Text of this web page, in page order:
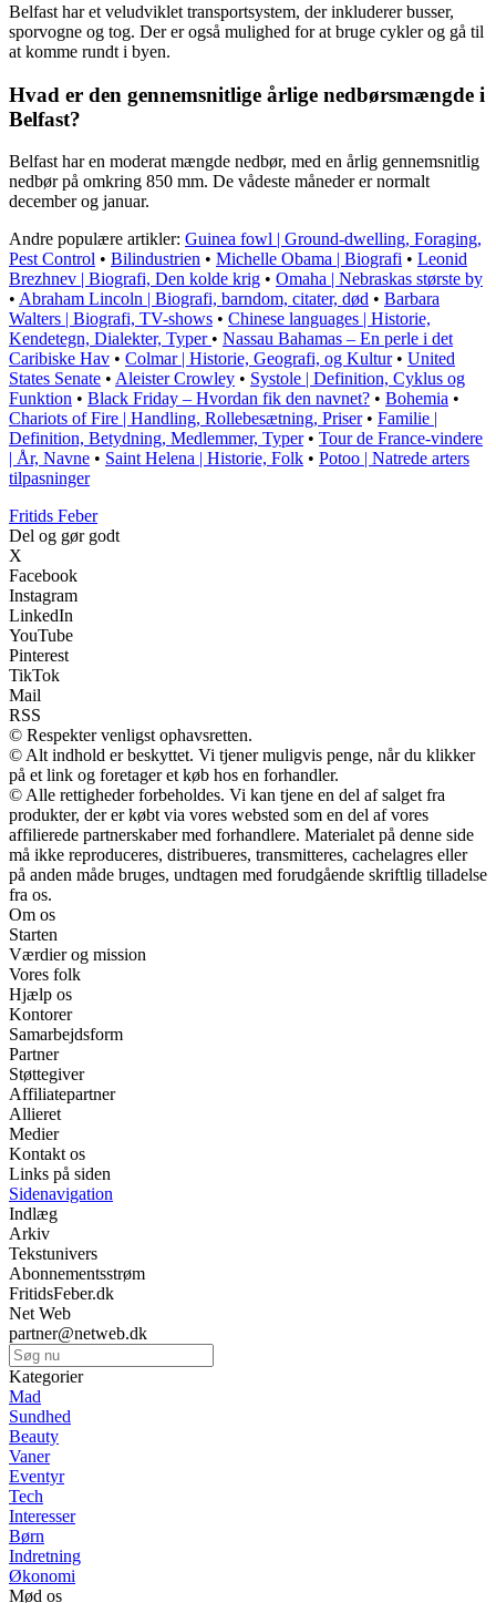
Belfast har et veludviklet transportsystem, der inkluderer busser,
sporvogne og tog. Der er også mulighed for at bruge cykler og gå til
at komme rundt i byen.
Hvad er den gennemsnitlige årlige nedbørsmængde i
Belfast?
Belfast har en moderat mængde nedbør, med en årlig gennemsnitlig
nedbør på omkring 850 mm. De vådeste måneder er normalt
december og januar.
Andre populære artikler: Guinea fowl | Ground-dwelling, Foraging,
Pest Control • Bilindustrien • Michelle Obama | Biografi • Leonid
Brezhnev | Biografi, Den kolde krig • Omaha | Nebraskas største by
• Abraham Lincoln | Biografi, barndom, citater, død • Barbara
Walters | Biografi, TV-shows • Chinese languages | Historie,
Kendetegn, Dialekter, Typer • Nassau Bahamas – En perle i det
Caribiske Hav • Colmar | Historie, Geografi, og Kultur• United
States Senate • Aleister Crowley • Systole | Definition, Cyklus og
Funktion • Black Friday – Hvordan fik den navnet? • Bohemia •
Chariots of Fire | Handling, Rollebesætning, Priser• Familie |
Definition, Betydning, Medlemmer, Typer• Tour de France-vindere
| År, Navne • Saint Helena | Historie, Folk • Potoo | Natrede arters
tilpasninger
Fritids Feber
Del og gør godt
X
Facebook
Instagram
LinkedIn
YouTube
Pinterest
TikTok
Mail
RSS
© Respekter venligst ophavsretten.
© Alt indhold er beskyttet. Vi tjener muligvis penge, når du klikker
på et link og foretager et køb hos en forhandler.
© Alle rettigheder forbeholdes. Vi kan tjene en del af salget fra
produkter, der er købt via vores websted som en del af vores
affilierede partnerskaber med forhandlere. Materialet på denne side
må ikke reproduceres, distribueres, transmitteres, cachelagres eller
på anden måde bruges, undtagen med forudgående skriftlig tilladelse
fra os.
Om os
Starten
Værdier og mission
Vores folk
Hjælp os
Kontorer
Samarbejdsform
Partner
Støttegiver
Affiliatepartner
Allieret
Medier
Kontakt os
Links på siden
Sidenavigation
Indlæg
Arkiv
Tekstunivers
Abonnementsstrøm
FritidsFeber.dk
Net Web
partner@netweb.dk
Kategorier
Mad
Sundhed
Beauty
Vaner
Eventyr
Tech
Interesser
Børn
Indretning
Økonomi
Mød os